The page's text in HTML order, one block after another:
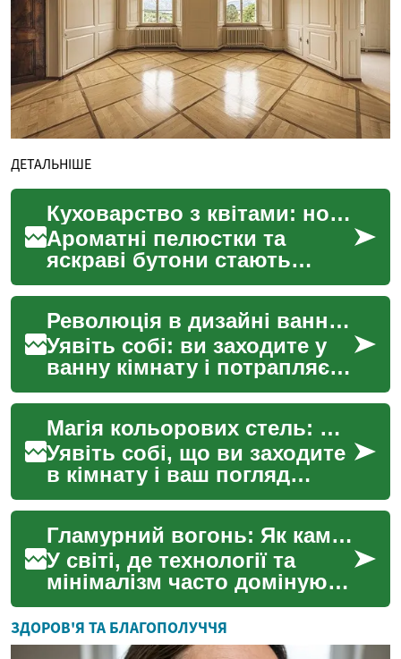
ДЕТАЛЬНІШЕ
Куховарство з квітами: новий тренд у гастрономії
Ароматні пелюстки та
яскраві бутони стають
невід'ємною частиною
сучасної кухні. Цей свіжий
тренд додає не лише
візуал...
Революція в дизайні ванних кімнат: ефект "водоспаду"
Уявіть собі: ви заходите у
ванну кімнату і потрапляєте
в оазис спокою, де вода
каскадом спадає зі стелі,
створюючи еф...
Магія кольорових стель: Нова палітра для вашого дому
Уявіть собі, що ви заходите
в кімнату і ваш погляд
одразу притягує стеля, яка
виграє яскравими барвами.
Це не просто ...
Гламурний вогонь: Як каміни стають центральним елементом сучасного інтер'єру
У світі, де технології та
мінімалізм часто домінують
у дизайні інтер'єру,
відбувається несподіваний
поворот - поверне...
ЗДОРОВ'Я ТА БЛАГОПОЛУЧЧЯ